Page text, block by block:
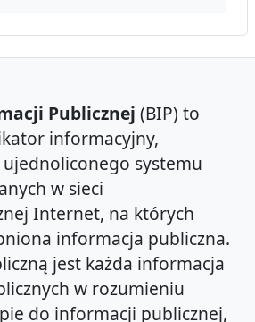
Publicznej (BIP) to
informacyjny,
ujednoliconego systemu
w sieci
Internet, na których
informacja publiczna.
jest każda informacja
w rozumieniu
do informacji publicznej,